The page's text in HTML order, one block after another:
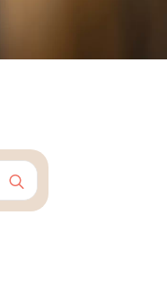
Search
for: